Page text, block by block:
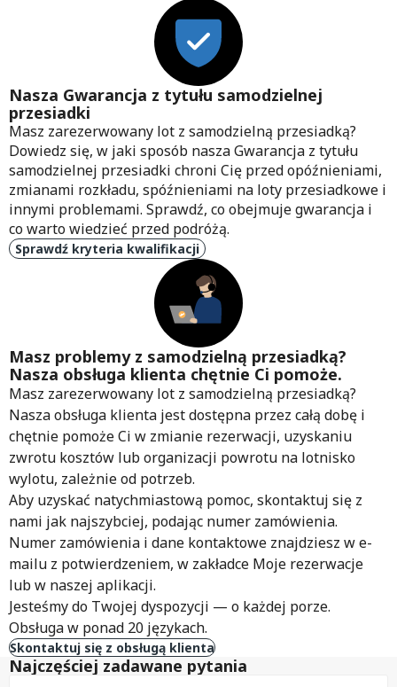
Nasza Gwarancja z tytułu samodzielnej
przesiadki
Masz zarezerwowany lot z samodzielną przesiadką?
Dowiedz się, w jaki sposób nasza Gwarancja z tytułu
samodzielnej przesiadki chroni Cię przed opóźnieniami,
zmianami rozkładu, spóźnieniami na loty przesiadkowe i
innymi problemami. Sprawdź, co obejmuje gwarancja i
co warto wiedzieć przed podróżą.
Sprawdź kryteria kwalifikacji
Masz problemy z samodzielną przesiadką?
Nasza obsługa klienta chętnie Ci pomoże.
Masz zarezerwowany lot z samodzielną przesiadką?
Nasza obsługa klienta jest dostępna przez całą dobę i
chętnie pomoże Ci w zmianie rezerwacji, uzyskaniu
zwrotu kosztów lub organizacji powrotu na lotnisko
wylotu, zależnie od potrzeb.
Aby uzyskać natychmiastową pomoc, skontaktuj się z
nami jak najszybciej, podając numer zamówienia.
Numer zamówienia i dane kontaktowe znajdziesz w e-
mailu z potwierdzeniem, w zakładce Moje rezerwacje
lub w naszej aplikacji.
Jesteśmy do Twojej dyspozycji — o każdej porze.
Obsługa w ponad 20 językach.
Skontaktuj się z obsługą klienta
Najczęściej zadawane pytania